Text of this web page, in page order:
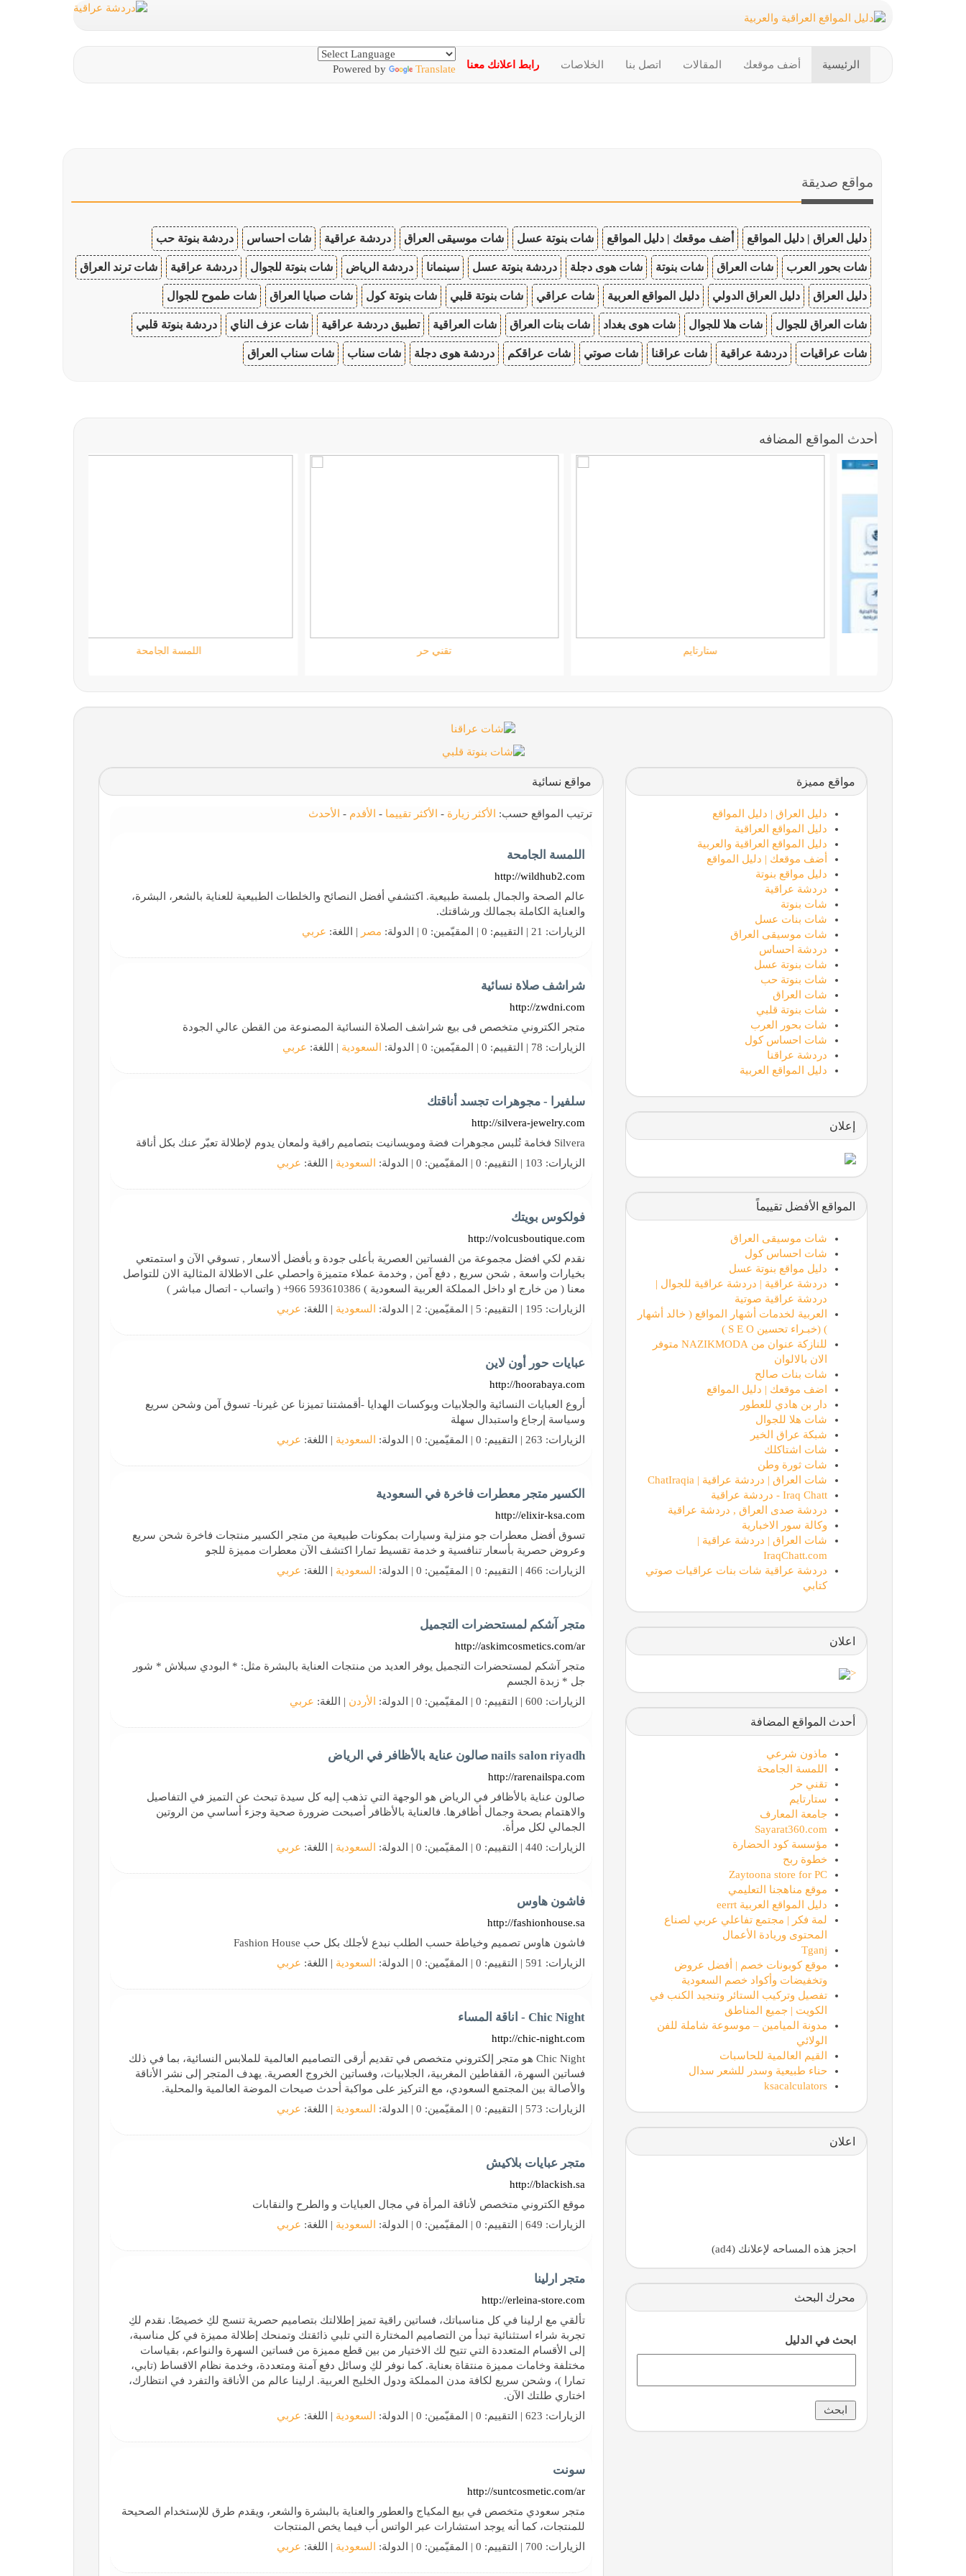
الرئيسية أضف موقعك المقالات اتصل بنا الخلاصات رابط اعلانك معنا Powered by Translate
مواقع صديقة
دليل العراق | دليل المواقع أضف موقعك | دليل المواقع شات بنوتة عسل شات موسيقى العراق دردشة عراقية شات احساس دردشة بنوتة حب
شات بحور العرب شات العراق شات بنوتة شات هوى دجلة دردشة بنوتة عسل سينمانا دردشة الرياض شات بنوتة للجوال دردشة عراقية شات ترند العراق
دليل العراق دليل العراق الدولي دليل المواقع العربية شات عراقي شات بنوتة قلبي شات بنوتة كول شات صبايا العراق شات طموح للجوال
شات العراق للجوال شات هلا للجوال شات هوى بغداد شات بنات العراق شات العراقية تطبيق دردشة عراقية شات عزف الناي دردشة بنوتة قلبي
شات عراقيات دردشة عراقية شات عراقنا شات صوتي شات عراقكم دردشة هوى دجلة شات سناب شات سناب العراق
أحدث المواقع المضافه
مواقع نسائية
ترتيب المواقع حسب: الأكثر زيارة - الأكثر تقييما - الأقدم - الأحدث
اللمسة الجامحة
http://wildhub2.com
عالم الصحة والجمال بلمسة طبيعية. اكتشفي أفضل النصائح والخلطات الطبيعية للعناية بالشعر، البشرة،
والعناية الكاملة بجمالك ورشاقتك.
الزيارات: 21 | التقييم: 0 | المقيّمين: 0 | الدولة:
مصر | اللغة: عربي
شراشف صلاة نسائية
http://zwdni.com
متجر الكتروني متخصص فى بيع شراشف الصلاة النسائية المصنوعة من القطن عالي الجودة
الزيارات: 78 | التقييم: 0 | المقيّمين: 0 | الدولة:
السعودية | اللغة: عربي
سلفيرا - مجوهرات تجسد أناقتك
http://silvera-jewelry.com
Silvera فخامة تُلبس مجوهرات فضة ومويسانيت بتصاميم راقية ولمعان يدوم لإطلالة تعبّر عنك بكل أناقة
الزيارات: 103 | التقييم: 0 | المقيّمين: 0 | الدولة:
السعودية | اللغة: عربي
فولكوس بويتك
http://volcusboutique.com
نقدم لكي افضل مجموعة من الفساتين العصرية بأعلى جودة و بأفضل ألاسعار , تسوقي الآن و استمتعي
بخيارات واسعة , شحن سريع , دفع آمن , وخدمة عملاء متميزة واحصلي على الاطلالة المثالية الان للتواصل
معنا ( من خارج او داخل المملكة العربية السعودية ) 593610386 966+ ( واتساب - اتصال مباشر )
الزيارات: 195 | التقييم: 5 | المقيّمين: 2 | الدولة:
السعودية | اللغة: عربي
عبايات حور أون لاين
http://hoorabaya.com
أروع العبايات النسائية والجلابيات وبوكسات الهدايا -أقمشتنا تميزنا عن غيرنا- تسوق آمن وشحن سريع
وسياسة إرجاع واستبدال سهلة
الزيارات: 263 | التقييم: 0 | المقيّمين: 0 | الدولة:
السعودية | اللغة: عربي
الكسير متجر معطرات فاخرة في السعودية
http://elixir-ksa.com
تسوق أفضل معطرات جو منزلية وسيارات بمكونات طبيعية من متجر الكسير منتجات فاخرة شحن سريع
وعروض حصرية بأسعار تنافسية و خدمة تقسيط تمارا اكتشف الآن معطرات مميزة للجو
الزيارات: 466 | التقييم: 0 | المقيّمين: 0 | الدولة:
السعودية | اللغة: عربي
متجر آشكم لمستحضرات التجميل
http://askimcosmetics.com/ar
متجر آشكم لمستحضرات التجميل يوفر العديد من منتجات العناية بالبشرة مثل: * البودي سبلاش * شور
جل * زبدة الجسم
الزيارات: 600 | التقييم: 0 | المقيّمين: 0 | الدولة:
الأردن | اللغة: عربي
nails salon riyadh صالون عناية بالأظافر في الرياض
http://rarenailspa.com
صالون عناية بالأظافر في الرياض هو الوجهة التي تذهب إليه كل سيدة تبحث عن التميز في التفاصيل
والاهتمام بصحة وجمال أظافرها. فالعناية بالأظافر أصبحت ضرورة صحية وجزء أساسي من الروتين
الجمالي لكل مرأة.
الزيارات: 440 | التقييم: 0 | المقيّمين: 0 | الدولة:
السعودية | اللغة: عربي
فاشون هاوس
http://fashionhouse.sa
فاشون هاوس تصميم وخياطة حسب الطلب نبدع لأجلك بكل حب Fashion House
الزيارات: 591 | التقييم: 0 | المقيّمين: 0 | الدولة:
السعودية | اللغة: عربي
Chic Night - اناقة المساء
http://chic-night.com
Chic Night هو متجر إلكتروني متخصص في تقديم أرقى التصاميم العالمية للملابس النسائية، بما في ذلك
فساتين السهرة، القفاطين المغربية، الجلابيات، وفساتين الخروج العصرية. يهدف المتجر إلى نشر الأناقة
والأصالة بين المجتمع السعودي، مع التركيز على مواكبة أحدث صيحات الموضة العالمية والمحلية.
الزيارات: 573 | التقييم: 0 | المقيّمين: 0 | الدولة:
السعودية | اللغة: عربي
متجر عبايات بلاكيش
http://blackish.sa
موقع الكتروني متخصص لأناقة المرأة في مجال العبايات و والطرح والنقابات
الزيارات: 649 | التقييم: 0 | المقيّمين: 0 | الدولة:
السعودية | اللغة: عربي
متجر ارلينا
http://erleina-store.com
تألقي مع ارلينا في كل مناسباتك، فساتين راقية تميز إطلالتك بتصاميم حصرية تنسج لكِ خصيصًا. نقدم لكِ
تجربة شراء استثنائية تبدأ من التصاميم المختارة التي تلبي ذائقتك وتمنحك إطلالة مميزة في كل مناسبة،
إلى الأقسام المتعددة التي تتيح لك الاختيار من بين قطع مميزة من فساتين السهرة والنواعم، بقياسات
مختلفة وخامات مميزة منتقاة بعناية. كما نوفر لكِ وسائل دفع آمنة ومتعددة، وخدمة نظام الاقساط (تابي،
تمارا )، وشحن سريع لكافة مدن المملكة ودول الخليج العربية. ارلينا عالم من الأناقة والتفرد في انتظارك،
اختاري طلتك الآن.
الزيارات: 623 | التقييم: 0 | المقيّمين: 0 | الدولة:
السعودية | اللغة: عربي
سونت
http://suntcosmetic.com/ar
متجر سعودي متخصص في بيع المكياج والعطور والعناية بالبشرة والشعر، ويقدم طرق للإستخدام الصحيحة
للمنتجات، كما أنه يوجد استشارات عبر الواتس أب فيما يخص المنتجات
الزيارات: 700 | التقييم: 0 | المقيّمين: 0 | الدولة:
السعودية | اللغة: عربي
مواقع مميزة
دليل العراق | دليل المواقع
دليل المواقع العراقية
دليل المواقع العراقية والعربية
أضف موقعك | دليل المواقع
دليل مواقع بنوتة
دردشة عراقية
شات بنوتة
شات بنات عسل
شات موسيقى العراق
دردشة احساس
شات بنوتة عسل
شات بنوتة حب
شات العراق
شات بنوتة قلبي
شات بحور العرب
شات احساس كول
دردشة عراقنا
دليل المواقع العربية
إعلان
المواقع الأفضل تقييماً
شات موسيقى العراق
شات احساس كول
دليل مواقع بنوتة عسل
دردشة عراقية | دردشة عراقية للجوال |
دردشة عراقية صوتية
العربية لخدمات أشهار المواقع ( خالد أشهار
) (خبـراء تحسين S E O )
للنازكة عنوان من NAZIKMODA متوفر
الان بالالوان
شات بنات صالح
اضف موقعك | دليل المواقع
دار بن هادي للعطور
شات هلا للجوال
شبكة عراق الخير
شات اشتاكلك
شات ثورة وطن
شات العراق | دردشة عراقية | ChatIraqia
Iraq Chatt - دردشة عراقية
دردشة صدى العراق , دردشة عراقية
وكالة سور الاخبارية
شات العراق | دردشة عراقية |
IraqChatt.com
دردشة عراقية شات بنات عراقيات صوتي
كتابي
اعلان
<
أحدث المواقع المضافة
ماذون شرعي
اللمسة الجامحة
تقني حر
ستارتايم
جامعة المعارف
Sayarat360.com
مؤسسة كود الحضارة
خطوة ربح
Zaytoona store for PC
موقع مناهجنا التعليمي
دليل المواقع العربية eerrt
لمة فكر | مجتمع تفاعلي عربي لصناع
المحتوى وريادة الأعمال
Tganj
موقع كوبونات خصم | أفضل عروض
وتخفيضات وأكواد خصم السعودية
تفصيل وتركيب الستائر وتنجيد الكنب في
الكويت | جميع المناطق
مدونة الميامين – موسوعة شاملة للفن
الولائي
القيم العالمية للحاسبات
حناء طبيعية وسدر للشعر سدال
ksacalculators
اعلان
احجز هذه المساحه لإعلانك (ad4)
محرك البحث
ابحث في الدليل